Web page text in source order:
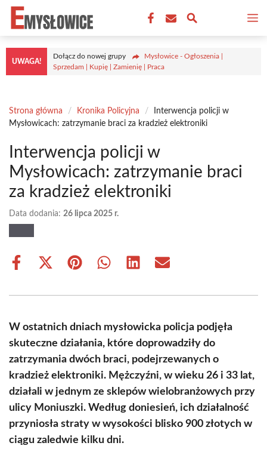
Przejdź
treści
UWAGA!
Dołącz do nowej grupy
Mysłowice - Ogłoszenia |
Sprzedam | Kupię | Zamienię | Praca
Strona główna / Kronika Policyjna /
Interwencja policji w
Mysłowicach: zatrzymanie braci za kradzież elektroniki
Interwencja policji w
Mysłowicach: zatrzymanie braci
za kradzież elektroniki
Data dodania: 26 lipca 2025 r.
Share
Share
(Twitter)
Share Share Share Share
W ostatnich dniach mysłowicka policja podjęła
skuteczne działania, które doprowadziły do
zatrzymania dwóch braci, podejrzewanych o
kradzież elektroniki. Mężczyźni, w wieku 26 i 33 lat,
działali w jednym ze sklepów wielobranżowych przy
ulicy Moniuszki. Według doniesień, ich działalność
przyniosła straty w wysokości blisko 900 złotych w
ciągu zaledwie kilku dni.